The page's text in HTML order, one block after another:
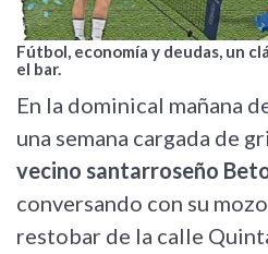
Fútbol, economía y deudas, un
el bar.
En la dominical mañana
una semana cargada de
vecino santarroseño
conversando con su
restobar de la calle